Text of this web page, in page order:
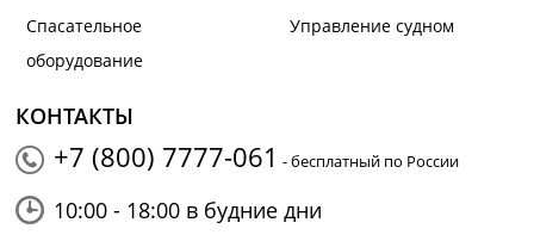
Спасательное
оборудование
Управление судном
КОНТАКТЫ
+7 (800) 7777-061 - бесплатный по России
10:00 - 18:00 в будние дни